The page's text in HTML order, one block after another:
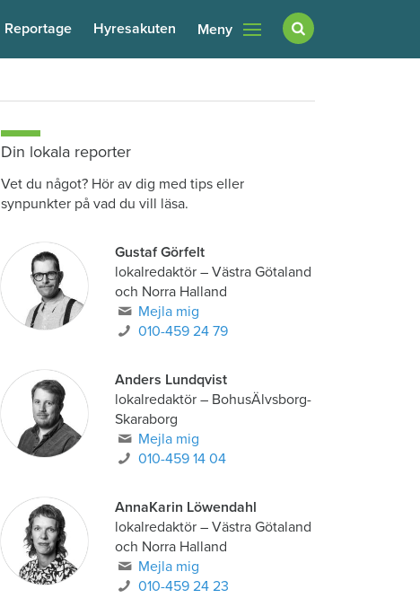
Reportage Hyresakuten Meny
Din lokala reporter
Vet du något? Hör av dig med tips eller
synpunkter på vad du vill läsa.
Gustaf Görfelt
lokalredaktör– Västra Götaland
och Norra Halland
Mejla mig
010-459 24 79
Anders Lundqvist
lokalredaktör– BohusÄlvsborg-
Skaraborg
Mejla mig
010-459 14 04
AnnaKarin Löwendahl
lokalredaktör– Västra Götaland
och Norra Halland
Mejla mig
010-459 24 23